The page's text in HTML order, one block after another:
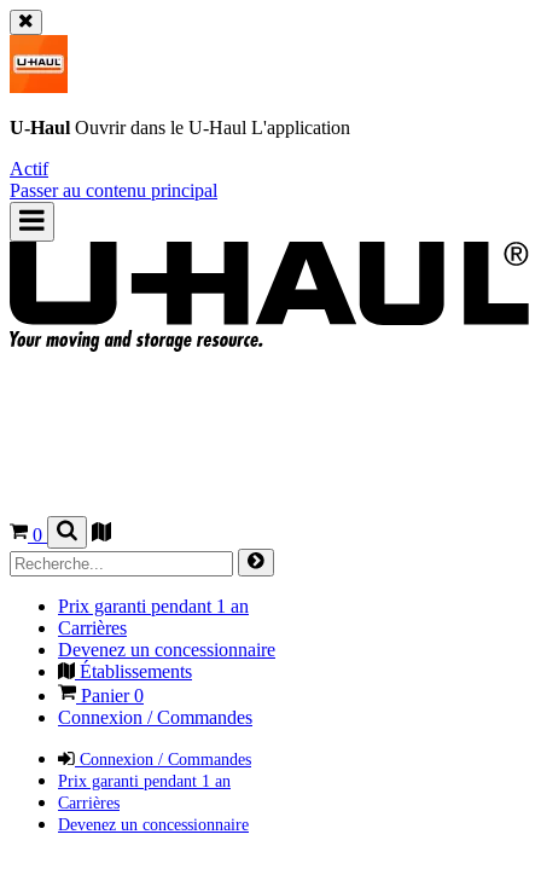
U-Haul Ouvrir dans le U-Haul L'application
Actif
Passer au contenu principal
0
Prix garanti pendant 1 an
Carrières
Devenez un concessionnaire
Établissements
Panier0
Connexion / Commandes
Connexion / Commandes
Prix garanti pendant 1 an
Carrières
Devenez un concessionnaire